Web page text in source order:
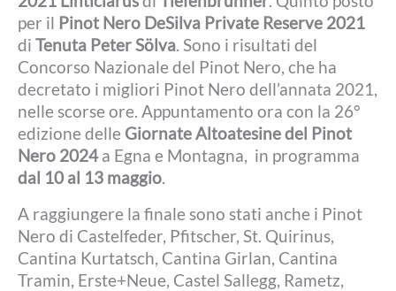
per il Pinot Nero DeSilva Private Reserve 2021
di Tenuta Peter Sölva. Sono i risultati del
Concorso Nazionale del Pinot Nero, che ha
decretato i migliori Pinot Nero dell’annata 2021,
nelle scorse ore. Appuntamento ora con la 26°
edizione delle Giornate Altoatesine del Pinot
Nero 2024a Egna e Montagna, in programma
dal 10 al 13 maggio.
A raggiungere la finale sono stati anche i Pinot
Nero di Castelfeder, Pfitscher, St. Quirinus,
Cantina Kurtatsch, Cantina Girlan, Cantina
Tramin, Erste+Neue, Castel Sallegg, Rametz,